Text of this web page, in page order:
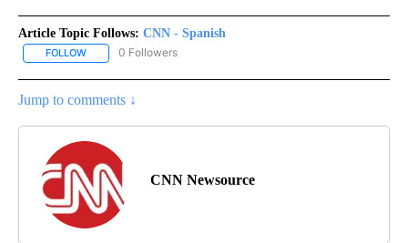
Article Topic Follows: CNN - Spanish
FOLLOW FOLLOW "CNN - SPANISH" TO RECEIVE NOTIFICATIONS ABOUT
0 Followers
Jump to comments ↓
CNN Newsource